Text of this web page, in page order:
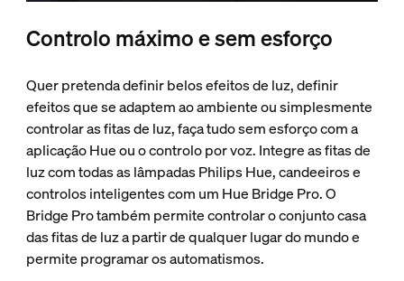
Controlo máximo e sem esforço
Quer pretenda definir belos efeitos de luz, definir
efeitos que se adaptem ao ambiente ou simplesmente
controlar as fitas de luz, faça tudo sem esforço com a
aplicação Hue ou o controlo por voz. Integre as fitas de
luz com todas as lâmpadas Philips Hue, candeeiros e
controlos inteligentes com um Hue Bridge Pro. O
Bridge Pro também permite controlar o conjunto casa
das fitas de luz a partir de qualquer lugar do mundo e
permite programar os automatismos.